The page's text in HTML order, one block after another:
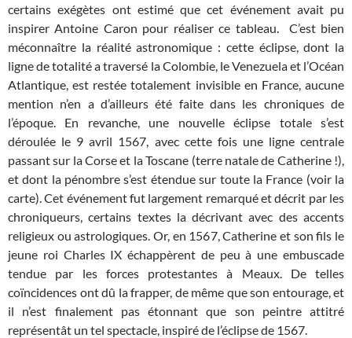
certains exégètes ont estimé que cet événement avait pu
inspirer Antoine Caron pour réaliser ce tableau. C’est bien
méconnaître la réalité astronomique : cette éclipse, dont la
ligne de totalité a traversé la Colombie, le Venezuela et l’Océan
Atlantique, est restée totalement invisible en France, aucune
mention n’en a d’ailleurs été faite dans les chroniques de
l’époque. En revanche, une nouvelle éclipse totale s’est
déroulée le 9 avril 1567, avec cette fois une ligne centrale
passant sur la Corse et la Toscane (terre natale de Catherine !),
et dont la pénombre s’est étendue sur toute la France (voir la
carte). Cet événement fut largement remarqué et décrit par les
chroniqueurs, certains textes la décrivant avec des accents
religieux ou astrologiques. Or, en 1567, Catherine et son fils le
jeune roi Charles IX échappèrent de peu à une embuscade
tendue par les forces protestantes à Meaux. De telles
coïncidences ont dû la frapper, de même que son entourage, et
il n’est finalement pas étonnant que son peintre attitré
représentât un tel spectacle, inspiré de l’éclipse de 1567.